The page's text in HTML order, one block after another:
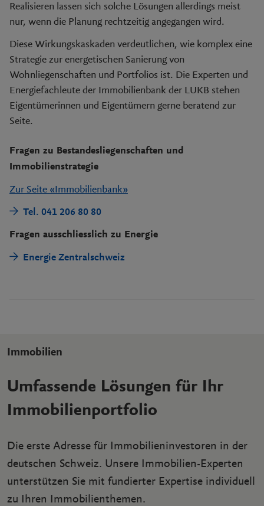
Realisieren lassen sich solche Lösungen allerdings meist
nur, wenn die Planung rechtzeitig angegangen wird.
Diese Wirkungskaskaden verdeutlichen, wie komplex eine
Strategie zur energetischen Sanierung von
Wohnliegenschaften und Portfolios ist. Die Experten und
Energiefachleute der Immobilienbank der LUKB stehen
Eigentümerinnen und Eigentümern gerne beratend zur
Seite.
Fragen zu Bestandesliegenschaften und
Immobilienstrategie
Zur Seite «Immobilienbank»
Tel. 041 206 80 80
Fragen ausschliesslich zu Energie
Energie Zentralschweiz
Immobilien
Umfassende Lösungen für Ihr
Immobilienportfolio
Die erste Adresse für Immobilieninvestoren in der
deutschen Schweiz. Unsere Immobilien-Experten
unterstützen Sie mit fundierter Expertise individuell
zu Ihren Immobilienthemen.